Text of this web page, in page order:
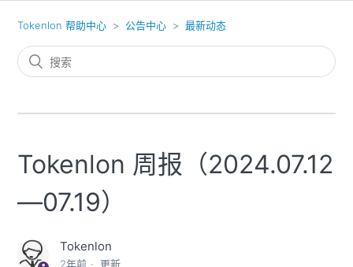
Tokenlon 帮助中心 公告中心 最新动态
Tokenlon 周报（2024.07.12
—07.19）
Tokenlon
2年前 更新